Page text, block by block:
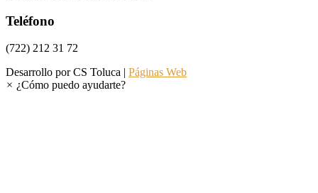
Teléfono
(722) 212 31 72
Desarrollo por CS Toluca | Páginas Web
× ¿Cómo puedo ayudarte?